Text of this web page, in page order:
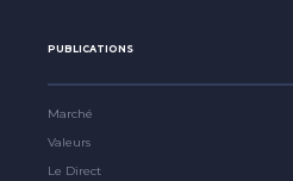
PUBLICATIONS
Marché
Valeurs
Le Direct